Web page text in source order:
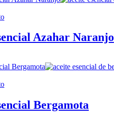
Azahar Naranjo
Bergamota